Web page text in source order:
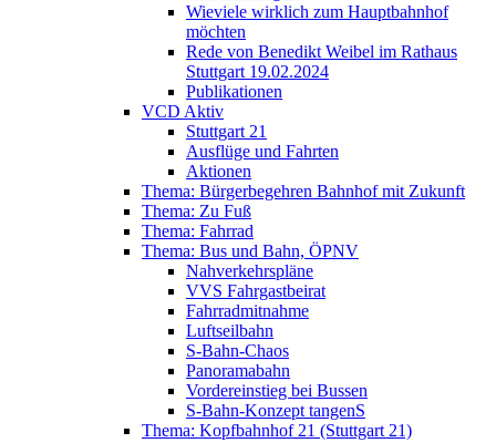
Wieviele wirklich zum Hauptbahnhof
möchten
Rede von Benedikt Weibel im Rathaus
Stuttgart 19.02.2024
Publikationen
VCD Aktiv
Stuttgart 21
Ausflüge und Fahrten
Aktionen
Thema: Bürgerbegehren Bahnhof mit Zukunft
Thema: Zu Fuß
Thema: Fahrrad
Thema: Bus und Bahn, ÖPNV
Nahverkehrspläne
VVS Fahrgastbeirat
Fahrradmitnahme
Luftseilbahn
S-Bahn-Chaos
Panoramabahn
Vordereinstieg bei Bussen
S-Bahn-Konzept tangenS
Thema: Kopfbahnhof 21 (Stuttgart 21)